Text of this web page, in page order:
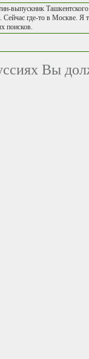
выпускник
Сейчас где-то в Москве. Я
поисков.
Вы